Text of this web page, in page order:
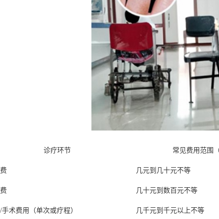
诊疗环节 常见费用范围
几元到几十元不等
几十元到数百元不等
术费用（单次或疗程） 几千元到千元以上不等